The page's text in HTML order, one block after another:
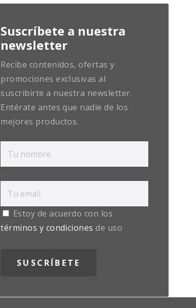
Suscríbete a nuestra
newsletter
Recibe contenidos, ofertas y
promociones exclusivas al
suscribirte a nuestra newsletter.
Entérate antes que nadie de los
mejores productos.
Estoy de acuerdo con los
términos y condiciones de uso